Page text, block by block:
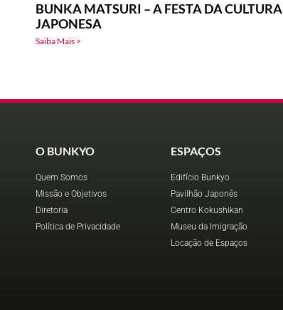
BUNKA MATSURI – A FESTA DA CULTURA
JAPONESA
Saiba Mais >
O BUNKYO
Quem Somos
Missão e Objetivos
Diretoria
Política de Privacidade
ESPAÇOS
Edifício Bunkyo
Pavilhão Japonês
Centro Kokushikan
Museu da Imigração
Locação de Espaços